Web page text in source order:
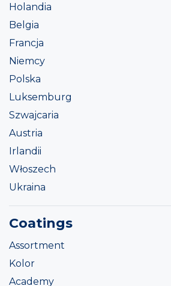
Holandia
Belgia
Francja
Niemcy
Polska
Luksemburg
Szwajcaria
Austria
Irlandii
Włoszech
Ukraina
Coatings
Assortment
Kolor
Academy